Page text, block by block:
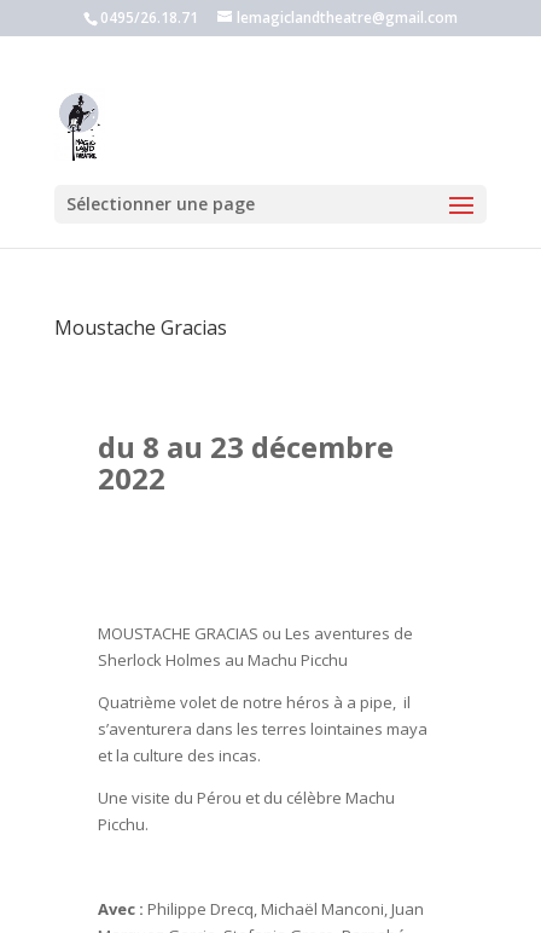
0495/26.18.71 lemagiclandtheatre@gmail.com
Sélectionner une page
Moustache Gracias
du 8 au 23 décembre
2022
MOUSTACHE GRACIAS ou Les aventures de
Sherlock Holmes au Machu Picchu
Quatrième volet de notre héros à a pipe, il
s’aventurera dans les terres lointaines maya
et la culture des incas.
Une visite du Pérou et du célèbre Machu
Picchu.
Avec : Philippe Drecq, Michaël Manconi, Juan